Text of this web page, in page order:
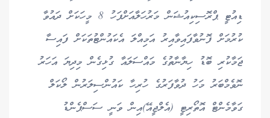
ޑިއުޓީ ޕްރޮސިކިއުޝަން މަރުހަލާއަށްފަހު 8 މީހަކަށް ދައުވާ
ކުރުމަށް ފޮނުވާފައިވާއިރު އަމިއްލަ އެކައުންޓުތަކަށް ފައިސާ
ޖަމާކުރި ބޮޑު ހިޔާނާތުގެ މައްސަލައާ ގުޅިގެން މިދިޔަ އަހަރު
ނޮވެމްބަރު މަހު ދުވާފަރުގެ ހުރިހާ ކައުންސިލަރުން ލޯކަލް
ގަވާމެންޓް އޮތޯރިޓީ (އެލްޖީއޭ)އިން ވަނީ ސަސްޕެންޑު